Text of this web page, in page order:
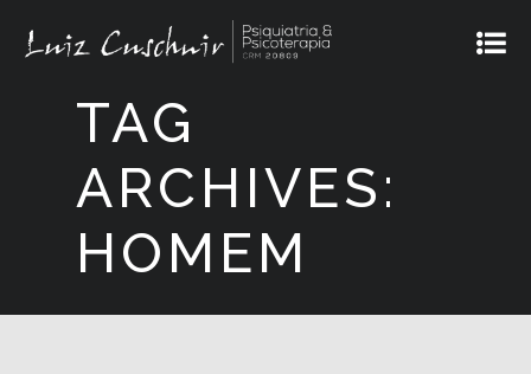
TAG
ARCHIVES:
HOMEM